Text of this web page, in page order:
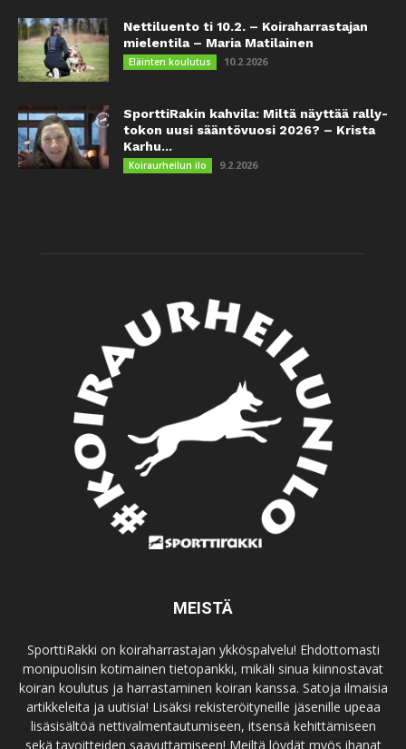
Nettiluento ti 10.2. – Koiraharrastajan
mielentila – Maria Matilainen
Eläinten koulutus 10.2.2026
SporttiRakin kahvila: Miltä näyttää rally-
tokon uusi sääntövuosi 2026? – Krista
Karhu...
Koiraurheilun ilo 9.2.2026
MEISTÄ
SporttiRakki on koiraharrastajan ykköspalvelu! Ehdottomasti
monipuolisin kotimainen tietopankki, mikäli sinua kiinnostavat
koiran koulutus ja harrastaminen koiran kanssa. Satoja ilmaisia
artikkeleita ja uutisia! Lisäksi rekisteröityneille jäsenille upeaa
lisäsisältöä nettivalmentautumiseen, itsensä kehittämiseen
sekä tavoitteiden saavuttamiseen! Meiltä löydät myös ihanat